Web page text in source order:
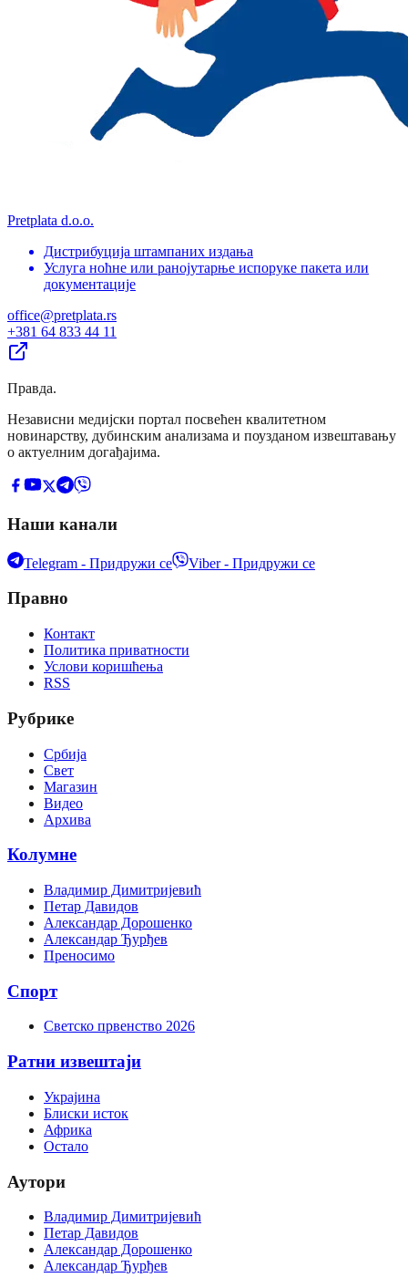
Pretplata d.o.o.
Дистрибуција штампаних издања
Услуга ноћне или ранојутарње испоруке пакета или
документације
office@pretplata.rs
+381 64 833 44 11
Правда.
Независни медијски портал посвећен квалитетном
новинарству, дубинским анализама и поузданом извештавању
о актуелним догађајима.
Наши канали
Telegram - Придружи се Viber - Придружи се
Правно
Контакт
Политика приватности
Услови коришћења
RSS
Рубрике
Србија
Свет
Магазин
Видео
Архива
Колумне
Владимир Димитријевић
Петар Давидов
Александар Дорошенко
Александар Ђурђев
Преносимо
Спорт
Светско првенство 2026
Ратни извештаји
Украјина
Блиски исток
Африка
Остало
Аутори
Владимир Димитријевић
Петар Давидов
Александар Дорошенко
Александар Ђурђев